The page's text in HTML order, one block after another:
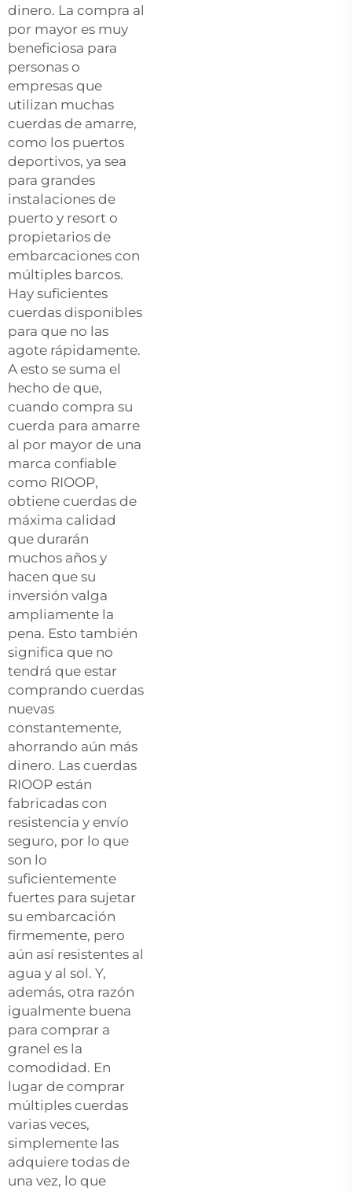
dinero. La compra al
por mayor es muy
beneficiosa para
personas o
empresas que
utilizan muchas
cuerdas de amarre,
como los puertos
deportivos, ya sea
para grandes
instalaciones de
puerto y resort o
propietarios de
embarcaciones con
múltiples barcos.
Hay suficientes
cuerdas disponibles
para que no las
agote rápidamente.
A esto se suma el
hecho de que,
cuando compra su
cuerda para amarre
al por mayor de una
marca confiable
como RIOOP,
obtiene cuerdas de
máxima calidad
que durarán
muchos años y
hacen que su
inversión valga
ampliamente la
pena. Esto también
significa que no
tendrá que estar
comprando cuerdas
nuevas
constantemente,
ahorrando aún más
dinero. Las cuerdas
RIOOP están
fabricadas con
resistencia y envío
seguro, por lo que
son lo
suficientemente
fuertes para sujetar
su embarcación
firmemente, pero
aún así resistentes al
agua y al sol. Y,
además, otra razón
igualmente buena
para comprar a
granel es la
comodidad. En
lugar de comprar
múltiples cuerdas
varias veces,
simplemente las
adquiere todas de
una vez, lo que